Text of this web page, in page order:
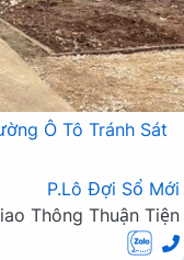
Ô Tô Tránh Sát
P.Lô Đợi Sổ Mới
Thông Thuận Tiện